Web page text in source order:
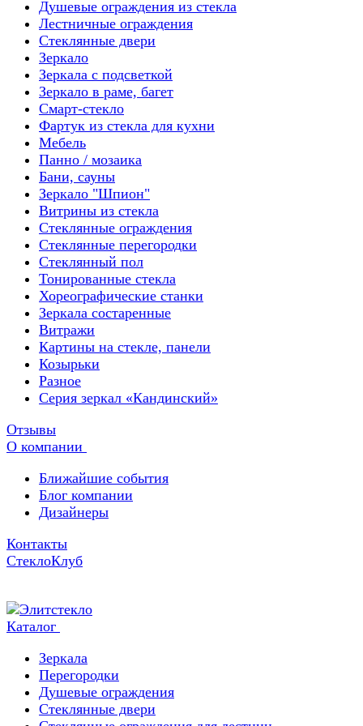
Душевые ограждения из стекла
Лестничные ограждения
Стеклянные двери
Зеркало
Зеркала с подсветкой
Зеркало в раме, багет
Смарт-стекло
Фартук из стекла для кухни
Мебель
Панно / мозаика
Бани, сауны
Зеркало "Шпион"
Витрины из стекла
Стеклянные ограждения
Стеклянные перегородки
Стеклянный пол
Тонированные стекла
Хореографические станки
Зеркала состаренные
Витражи
Картины на стекле, панели
Козырьки
Разное
Серия зеркал «Кандинский»
Отзывы
О компании
Ближайшие события
Блог компании
Дизайнеры
Контакты
СтеклоКлуб
Каталог
Зеркала
Перегородки
Душевые ограждения
Стеклянные двери